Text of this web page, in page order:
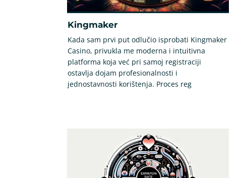
Kingmaker
Kada sam prvi put odlučio isprobati Kingmaker
Casino, privukla me moderna i intuitivna
platforma koja već pri samoj registraciji
ostavlja dojam profesionalnosti i
jednostavnosti korištenja. Proces reg